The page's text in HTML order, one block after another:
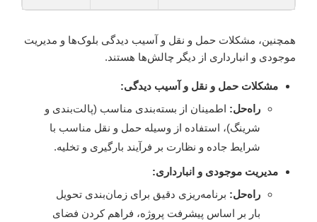
همچنین، مشکلات حمل و نقل و آسیب دیدگی بلوک‌ها و مدیریت
موجودی و انبارداری از دیگر چالش‌ها هستند.
مشکلات حمل و نقل و آسیب دیدگی:
راه‌حل: اطمینان از بسته‌بندی مناسب (پالت‌بندی و
شرینگ)، استفاده از وسیله حمل و نقل مناسب با
شرایط جاده و نظارت بر فرآیند بارگیری و تخلیه.
مدیریت موجودی و انبارداری:
راه‌حل: برنامه‌ریزی دقیق برای زمان‌بندی تحویل
بار بر اساس پیشرفت پروژه، فراهم کردن فضای